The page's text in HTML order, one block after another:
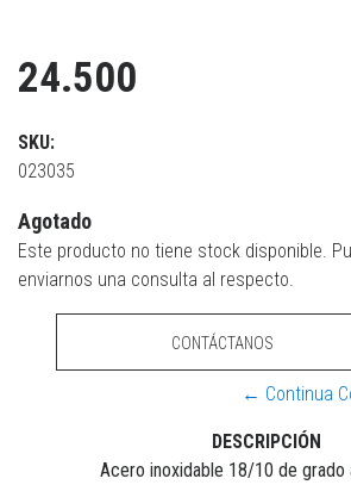
24.500
SKU:
023035
Agotado
Este producto no tiene stock disponible.
enviarnos una consulta al respecto.
CONTÁCTANOS
← Continua
DESCRIPCIÓN
Acero inoxidable 18/10 de grado